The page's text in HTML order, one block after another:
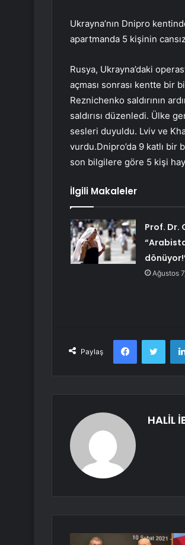
Ukrayna’nın Dnipro
apartmanda 5 kişinin
Rusya, Ukrayna’daki
açması sonrası kentte bir
Reznichenko saldırının
saldırısı düzenledi. Ülke
sesleri duyuldu. Lviv ve
vurdu.Dnipro’da 9 katlı bir
son bilgilere göre 5 kişi
İlgili Makaleler
Prof. Dr.
Ağustos
Paylaş
Facebook
HALİL